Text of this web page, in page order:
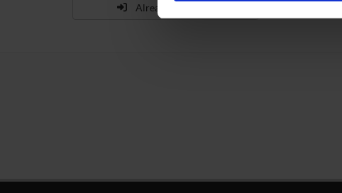
Already enrolled?